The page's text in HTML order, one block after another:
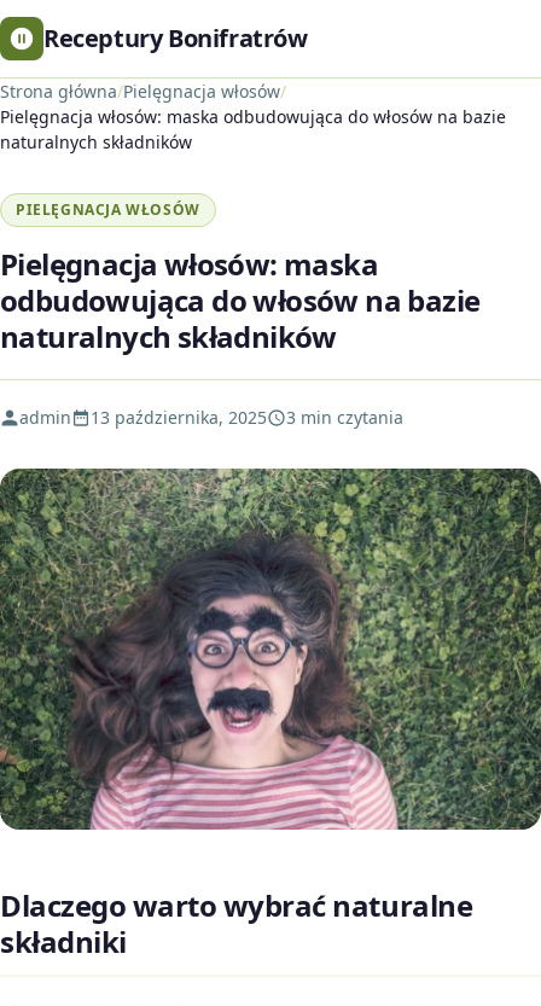
Receptury Bonifratrów
Strona główna/Pielęgnacja włosów/
Pielęgnacja włosów: maska odbudowująca do włosów na bazie
naturalnych składników
PIELĘGNACJA WŁOSÓW
Pielęgnacja włosów: maska
odbudowująca do włosów na bazie
naturalnych składników
admin 13 października, 2025 3 min czytania
Dlaczego warto wybrać naturalne
składniki